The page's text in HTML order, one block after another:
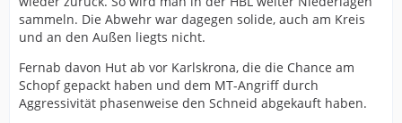
sammeln. Die Abwehr war dagegen solide, auch am Kreis
und an den Außen liegts nicht.
Fernab davon Hut ab vor Karlskrona, die die Chance am
Schopf gepackt haben und dem MT-Angriff durch
Aggressivität phasenweise den Schneid abgekauft haben.